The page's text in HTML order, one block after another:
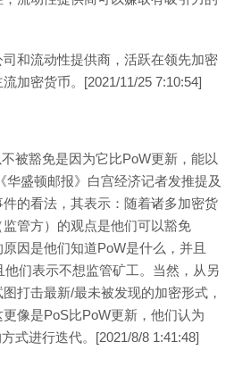
和流动性提供商，活跃在领先加密
加密货币。[2021/11/25 7:10:54]
被豁免是因为它比PoW更新，能以
盛顿邮报》白宫经济记者发推提及
的看法，其表示：随着诸多加密货
管方）的观点是他们可以豁免
因是他们知道PoW是什么，并且
们表示不想监管矿工。当然，从另
打击最新/最未被发现的加密形式，
像是PoS比PoW更新，他们认为
式进行迭代。[2021/8/8 1:41:48]